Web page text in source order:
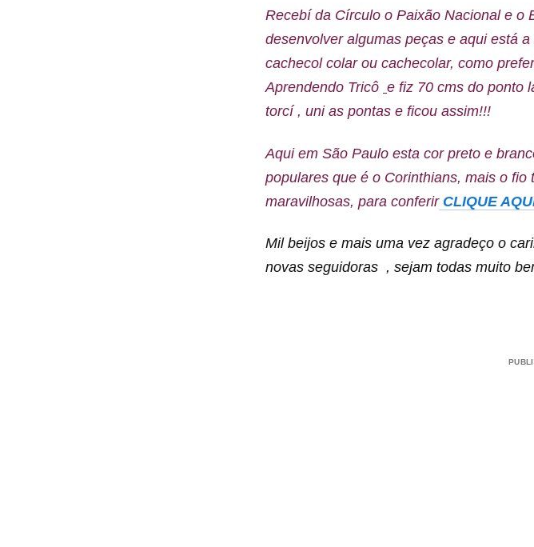
Recebí da Círculo o Paixão Nacional e o
desenvolver algumas peças e aqui está
cachecol colar ou cachecolar, como
Aprendendo Tricô e fiz 70 cms do ponto
torcí , uni as pontas e ficou assim!!!
Aqui em São Paulo esta cor preto e
populares que é o Corinthians, mais o
maravilhosas, para conferirCLIQUE
Mil beijos e mais uma vez agradeço o
novas seguidoras , sejam todas muito